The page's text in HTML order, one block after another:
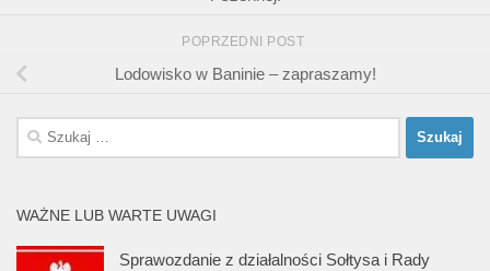
POPRZEDNI POST
Lodowisko w Baninie – zapraszamy!
Szukaj:
WAŻNE LUB WARTE UWAGI
Sprawozdanie z działalności Sołtysa i Rady